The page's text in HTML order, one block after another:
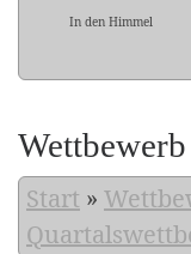
In den Himmel
Start »